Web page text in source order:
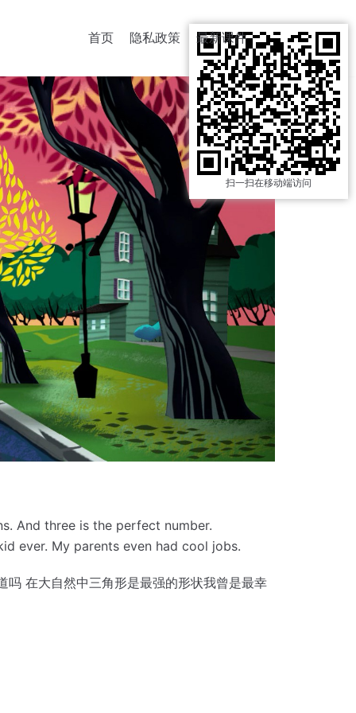
首页 隐私政策 最新课件
And three is the perfect number.
ever. My parents even had cool jobs.
吗 在大自然中三角形是最强的形状我曾是最幸
扫一扫在移动端访问